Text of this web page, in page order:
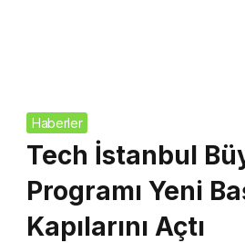
Haberler
Tech İstanbul
Programı Yeni
Kapılarını Açtı